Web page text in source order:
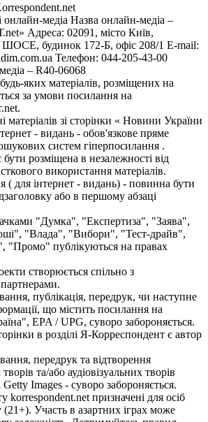
онлайн-медіа Назва онлайн-медіа –
Адреса: 02091, місто Київ,
будинок 172-Б, офіс 208/1 E-mail:
Телефон: 044-205-43-00
– R40-06068
яких матеріалів, розміщених на
за умови посилання на
матеріалів зі сторінки « Новини України
- видань - обов'язкове пряме
систем гіперпосилання .
розміщена в незалежності від
використання матеріалів.
( для інтернет - видань) - повинна бути
або в першому абзаці
"Думка", "Експертиза", "Заява",
"Влада", "Вибори", "Тест-драйв",
"Промо" публікуються на правах
створюється спільно з
публікація, передрук, чи наступне
що містить посилання на
EPA / UPG, суворо забороняється.
в розділі Я-Корреспондент є автор
передрук та відтворення
та/або аудіовізуальних творів
Images - суворо забороняється.
korrespondent.net призначені для осіб
Участь в азартних іграх може